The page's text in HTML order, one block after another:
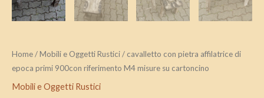
Home/Mobili e Oggetti Rustici/ cavalletto con pietra affilatrice di
epoca primi 900con riferimento M4 misure su cartoncino
Mobili e Oggetti Rustici